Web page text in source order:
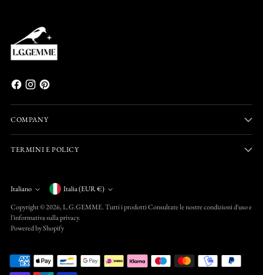
COMPANY
TERMINI E POLICY
Lingua
Italiano Valuta
Italia (EUR €)
Copyright © 2026,L.G.GEMME. Tutti i prodotti Consultate le nostre condizioni d'uso e
l'informativa sulla privacy.
Powered by Shopify